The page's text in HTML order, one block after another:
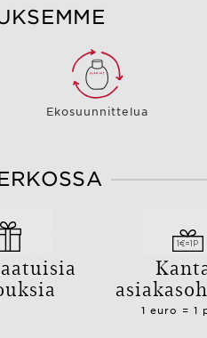
Ekosuunnittelua
1 euro = 1